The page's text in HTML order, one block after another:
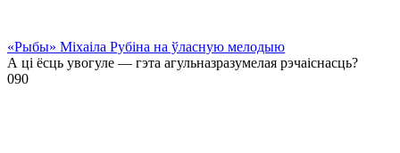
«Рыбы» Міхаіла Рубіна на ўласную мелодыю
А ці ёсць увогуле — гэта агульназразумелая рэчаіснасць?
090